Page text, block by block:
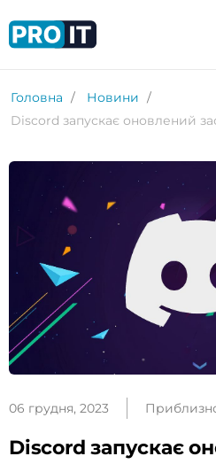
Головна
Новини
06 грудня, 2023
Discord запускає